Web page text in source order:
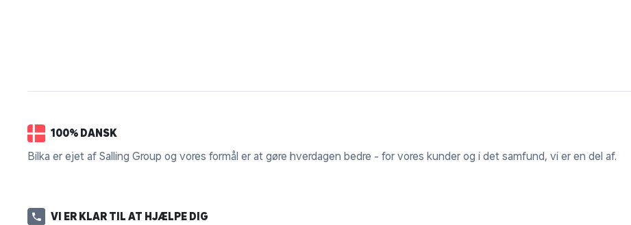
100% DANSK
Bilka er ejet af Salling Group og vores formål er at gøre hverdagen bedre - for vores kunder og i det samfund, vi er en del af.
VI ER KLAR TIL AT HJÆLPE DIG